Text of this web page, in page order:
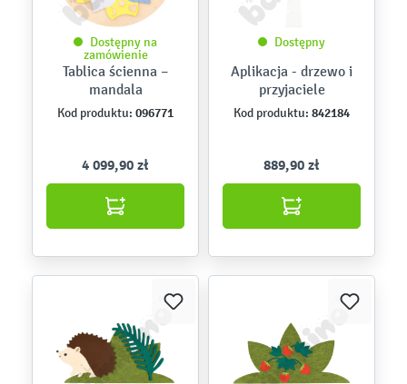
Dostępny na
zamówienie
Tablica ścienna –
mandala
Kod produktu: 096771
4 099,90 zł
Dostępny
Aplikacja - drzewo i
przyjaciele
Kod produktu: 842184
889,90 zł